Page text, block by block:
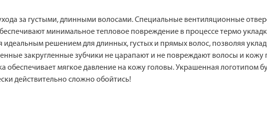
за густыми, длинными волосами. Специальные вентиляционные
минимальное тепловое повреждение в процессе термо
идеальным решением для длинных, густых и прямых волос, позволяя
закругленные зубчики не царапают и не повреждают волосы и кожу
обеспечивает мягкое давление на кожу головы. Украшенная логотипом
действительно сложно обойтись!